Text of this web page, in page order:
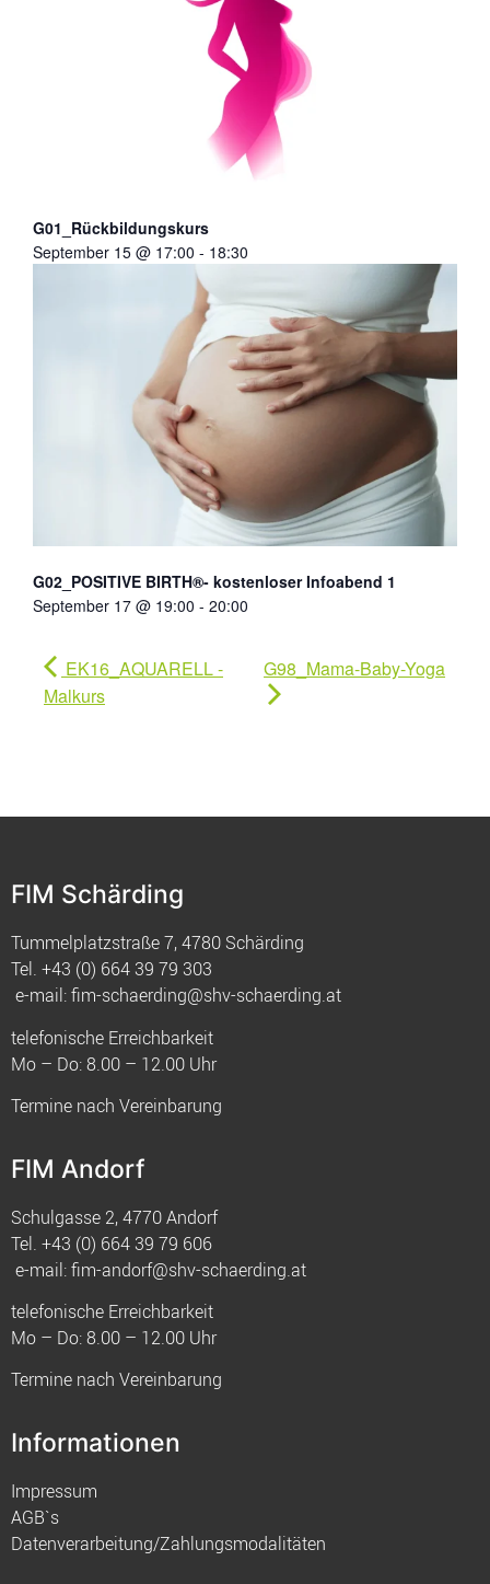
G01_Rückbildungskurs
September 15 @ 17:00 - 18:30
G02_POSITIVE BIRTH®- kostenloser Infoabend 1
September 17 @ 19:00 - 20:00
EK16_AQUARELL -
Malkurs
G98_Mama-Baby-Yoga
FIM Schärding
Tummelplatzstraße 7, 4780 Schärding
Tel. +43 (0) 664 39 79 303
e-mail:fim-schaerding@shv-schaerding.at
telefonische Erreichbarkeit
Mo – Do: 8.00 – 12.00 Uhr
Termine nach Vereinbarung
FIM Andorf
Schulgasse 2, 4770 Andorf
Tel. +43 (0) 664 39 79 606
e-mail:fim-andorf@shv-schaerding.at
telefonische Erreichbarkeit
Mo – Do: 8.00 – 12.00 Uhr
Termine nach Vereinbarung
Informationen
Impressum
AGB`s
Datenverarbeitung/Zahlungsmodalitäten